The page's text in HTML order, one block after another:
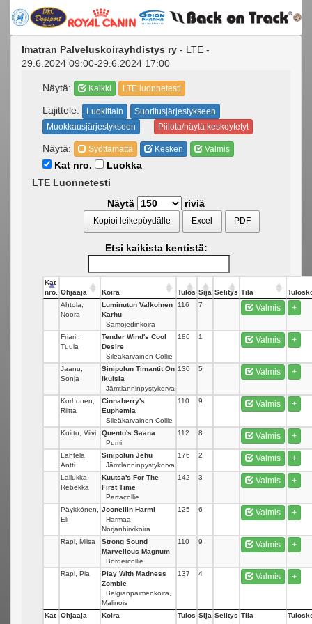
Imatran Palveluskoirayhdistys ry - LTE -
29.6.2024 09:00-29.6.2024 17:00
Näytä: Kaikki LTE luonnetesti
Lajittele: Luokittain
Suoritusjärjestykseen
Muokkausjärjestykseen
Piilota/näytä keskeytetyt
Näytä: Syöttämättä Kesken Valmis
Kat nro.
Luokka
LTE Luonnetesti
Näytä
riviä
Kopioi leikepöydälle Excel PDF
Etsi kaikista kentistä:
Kat
nro.
Ohjaaja Koira Tulos Sija Selitys Tila
Ahtola,
Noora
Luminutun Valkoinen
Karhu
Samojedinkoira
116 7 Valmis +
Friari ,
Tuula
Tender Wind's Cool
Desire
Sileäkarvainen Collie
186 1 Valmis +
Jaanu,
Sonja
Sinipolun Timantit On
Ikuisia
Jämtlanninpystykorva
130 5 Valmis +
Korhonen,
Riitta
Cinnaberry's
Euphemia
Sileäkarvainen Collie
110 9 Valmis +
Kuitto, Viivi
Quento's Saana
Pumi
112 8 Valmis +
Lahtela,
Antti
Sinipolun Jehu
Jämtlanninpystykorva
176 2 Valmis +
Lallukka,
Rebekka
Kuutsa's For The
First Time
Partacollie
142 3 Valmis +
Päykkönen,
Eli
Joonellin Harmi
Harmaa
Norjanhirvikoira
125 6 Valmis +
Rapi, Miisa
Strong Sound
Marvellous Magnum
Bordercollie
110 9 Valmis +
Rapi, Pia
Play With Madness
Zombie
Belgianpaimenkoira,
Malinois
137 4 Valmis +
Kat
Ohjaaja Koira Tulos Sija Selitys Tila